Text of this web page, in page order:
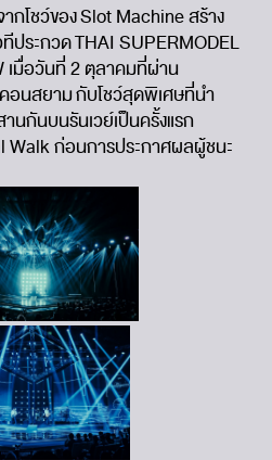
กโชว์ของ Slot Machine สร้าง
ระกวด THAI SUPERMODEL
เมื่อวันที่ 2 ตุลาคมที่ผ่าน
อนสยาม กับโชว์สุดพิเศษที่นำ
นกันบนรันเวย์เป็นครั้งแรก
Walk ก่อนการประกาศผลผู้ชนะ